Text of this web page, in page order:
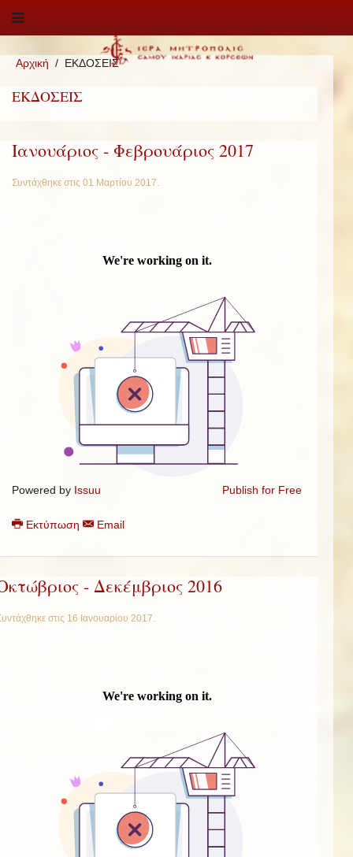
Αρχική ΕΚΔΟΣΕΙΣ
ΕΚΔΟΣΕΙΣ
Ιανουάριος - Φεβρουάριος 2017
Συντάχθηκε στις 01 Μαρτίου 2017.
Powered by Issuu Publish for Free
Εκτύπωση Email
- Δεκέμβριος 2016
στις 16 Ιανουαρίου 2017.